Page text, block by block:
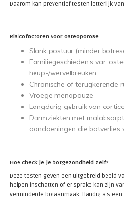
Daarom kan preventief testen letterlijk
Risicofactoren voor osteoporose
Slank postuur (minder
Familiegeschiedenis van
heup-/wervelbreuken
Chronische of terugkerende
Vroege menopauze
Langdurig gebruik van
Darmziekten met
aandoeningen die botverlies
Hoe check je je botgezondheid zelf?
Deze testen geven een uitgebreid beeld
helpen inschatten of er sprake kan zijn
verminderde botaanmaak. Handig als een